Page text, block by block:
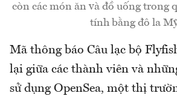
còn các món ăn và đồ uống trong
tính bằng đô la
Mã thông báo Câu lạc bộ
lại giữa các thành viên và
sử dụng OpenSea, một thị